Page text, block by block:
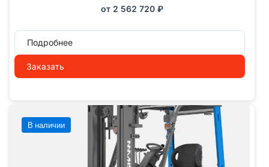
от 2 562 720 ₽
Подробнее
Заказать
В наличии